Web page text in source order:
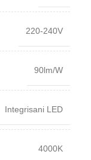
220-240V
90lm/W
Integrisani LED
4000K